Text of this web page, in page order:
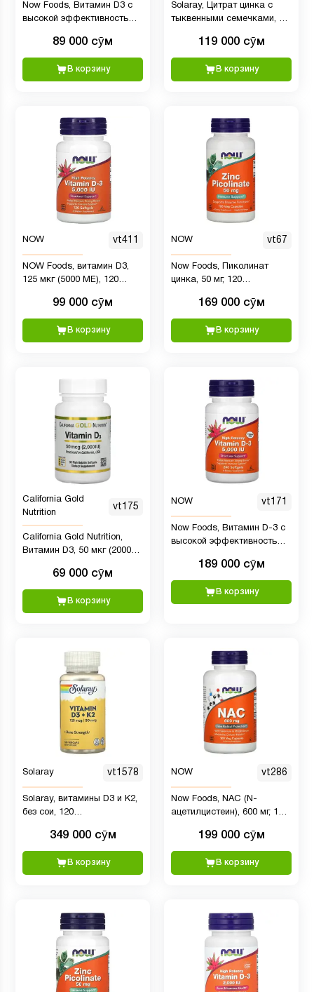
Now Foods, Витамин D3 с
высокой эффективностью,
мягких таблеток
89 000 сӯм
В корзину
Solaray, Цитрат цинка с
тыквенными семечками, 60
119 000 сӯм
В корзину
NOW vt411
NOW Foods, витамин D3,
125 мкг (5000 МЕ), 120
99 000 сӯм
В корзину
NOW vt67
Now Foods, Пиколинат
цинка, 50 мг, 120
169 000 сӯм
В корзину
California Gold
Nutrition
vt175
California Gold Nutrition,
Витамин D3, 50 мкг (2000
желатиновых капсул с
рыбьим жиром
69 000 сӯм
В корзину
NOW vt171
Now Foods, Витамин D-3 с
высокой эффективностью,
таблеток189 000 сӯм
В корзину
Solaray vt1578
Solaray, витамины D3 и K2,
без сои, 120
349 000 сӯм
В корзину
NOW vt286
Now Foods, NAC (N-
ацетилцистеин), 600 мг, 100
199 000 сӯм
В корзину